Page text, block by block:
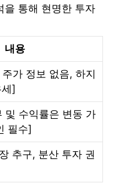
을 통해 현명한 투자
내용
가 정보 없음, 하지
]
및 수익률은 변동 가
필수]
추구, 분산 투자 권